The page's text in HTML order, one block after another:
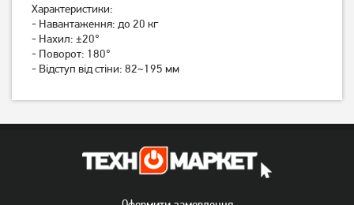
Характеристики:
- Навантаження: до 20 кг
- Нахил: ±20°
- Поворот: 180°
- Відступ від стіни: 82~195 мм